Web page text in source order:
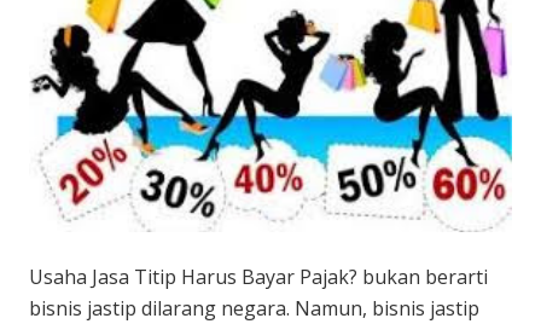
Usaha Jasa Titip Harus Bayar Pajak? bukan berarti
bisnis jastip dilarang negara. Namun, bisnis jastip